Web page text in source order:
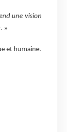
une vision
. »
et humaine.